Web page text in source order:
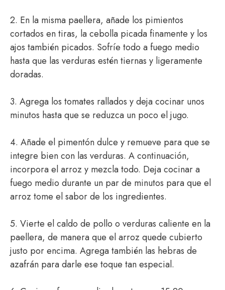
2. En la misma paellera, añade los pimientos
cortados en tiras, la cebolla picada finamente y los
ajos también picados. Sofríe todo a fuego medio
hasta que las verduras estén tiernas y ligeramente
doradas.
3. Agrega los tomates rallados y deja cocinar unos
minutos hasta que se reduzca un poco el jugo.
4. Añade el pimentón dulce y remueve para que se
integre bien con las verduras. A continuación,
incorpora el arroz y mezcla todo. Deja cocinar a
fuego medio durante un par de minutos para que el
arroz tome el sabor de los ingredientes.
5. Vierte el caldo de pollo o verduras caliente en la
paellera, de manera que el arroz quede cubierto
justo por encima. Agrega también las hebras de
azafrán para darle ese toque tan especial.